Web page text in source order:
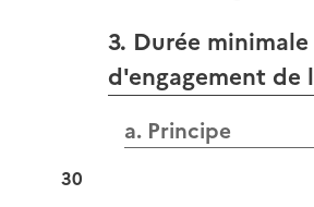
3. Durée minimale
d'engagement de
a. Principe
30